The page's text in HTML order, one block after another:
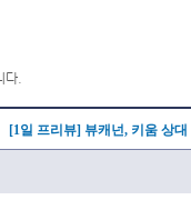
다.
[1일 프리뷰] 뷰캐넌, 키움 상